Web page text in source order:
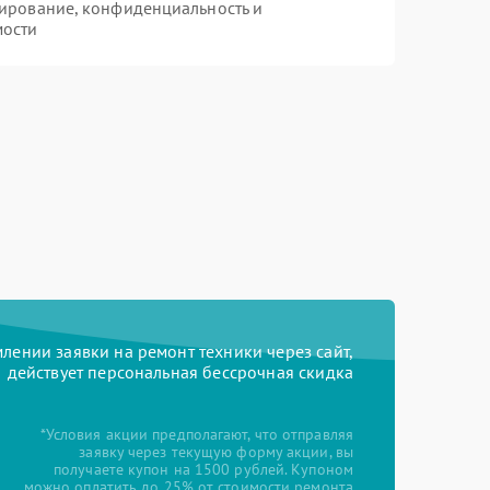
конфиденциальность и
заявки на ремонт техники через сайт,
действует персональная бессрочная скидка
*Условия акции предполагают, что отправляя
заявку через текущую форму акции, вы
получаете купон на 1500 рублей. Купоном